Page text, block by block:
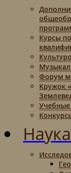
Курсы
Форум
Кружок
Наука